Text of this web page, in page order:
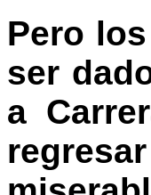
Pero
ser
a